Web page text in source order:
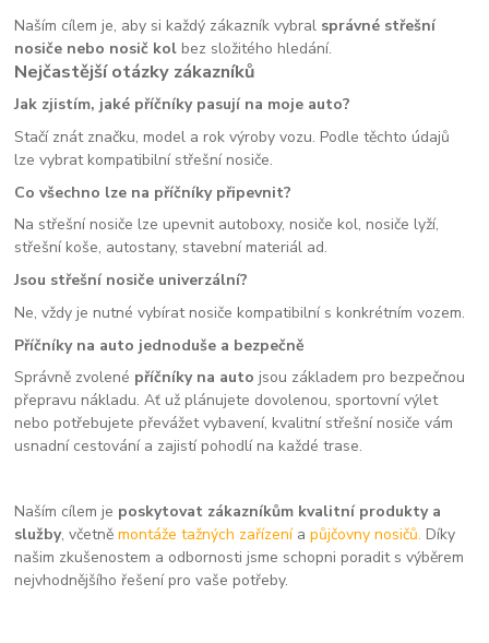
Naším cílem je, aby si každý zákazník vybral správné střešní
nosiče nebo nosič kol bez složitého hledání.
Nejčastější otázky zákazníků
Jak zjistím, jaké příčníky pasují na moje auto?
Stačí znát značku, model a rok výroby vozu. Podle těchto údajů
lze vybrat kompatibilní střešní nosiče.
Co všechno lze na příčníky připevnit?
Na střešní nosiče lze upevnit autoboxy, nosiče kol, nosiče lyží,
střešní koše, autostany, stavební materiál ad.
Jsou střešní nosiče univerzální?
Ne, vždy je nutné vybírat nosiče kompatibilní s konkrétním vozem.
Příčníky na auto jednoduše a bezpečně
Správně zvolené příčníky na auto jsou základem pro bezpečnou
přepravu nákladu. Ať už plánujete dovolenou, sportovní výlet
nebo potřebujete převážet vybavení, kvalitní střešní nosiče vám
usnadní cestování a zajistí pohodlí na každé trase.
Naším cílem je poskytovat zákazníkům kvalitní produkty a
služby, včetněmontáže tažných zařízení apůjčovny nosičů. Díky
našim zkušenostem a odbornosti jsme schopni poradit s výběrem
nejvhodnějšího řešení pro vaše potřeby.